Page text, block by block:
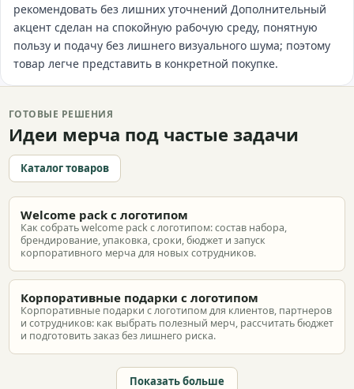
рекомендовать без лишних уточнений Дополнительный
акцент сделан на спокойную рабочую среду, понятную
пользу и подачу без лишнего визуального шума; поэтому
товар легче представить в конкретной покупке.
ГОТОВЫЕ РЕШЕНИЯ
Идеи мерча под частые задачи
Каталог товаров
Welcome pack с логотипом
Как собрать welcome pack с логотипом: состав набора,
брендирование, упаковка, сроки, бюджет и запуск
корпоративного мерча для новых сотрудников.
Корпоративные подарки с логотипом
Корпоративные подарки с логотипом для клиентов, партнеров
и сотрудников: как выбрать полезный мерч, рассчитать бюджет
и подготовить заказ без лишнего риска.
Показать больше